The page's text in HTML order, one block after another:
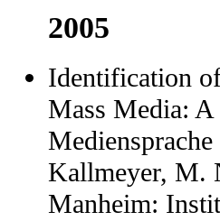
2005
Identification
Mass Media: A
Kallmeyer, M.
Manheim: